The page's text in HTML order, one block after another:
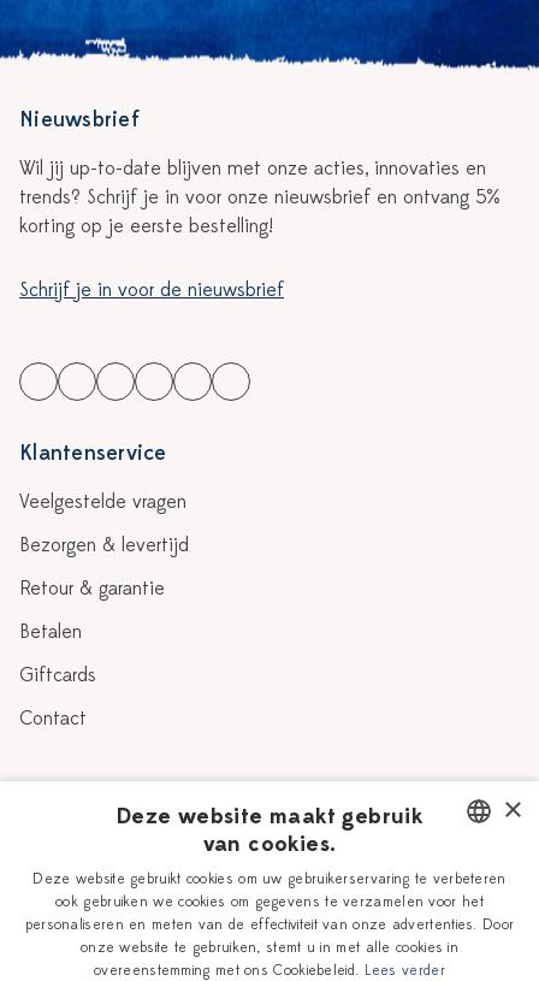
Nieuwsbrief
Wil jij up-to-date blijven met onze acties, innovaties en
trends? Schrijf je in voor onze nieuwsbrief en ontvang 5%
korting op je eerste bestelling!
Schrijf je in voor de nieuwsbrief
Klantenservice
Veelgestelde vragen
Bezorgen & levertijd
Retour & garantie
Betalen
Giftcards
Contact
Verhaal
Onze plateelschilders
Delfts Blauw
Workshops
Vacatures
DUTCH
ENGLISH
×
Deze website maakt gebruik
van cookies.
Deze website gebruikt cookies om uw gebruikerservaring te verbeteren
ook gebruiken we cookies om gegevens te verzamelen voor het
personaliseren en meten van de effectiviteit van onze advertenties. Door
onze website te gebruiken, stemt u in met alle cookies in
overeenstemming met ons Cookiebeleid. Lees verder